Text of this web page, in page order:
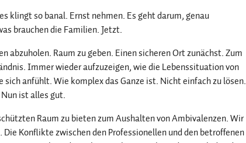
klingt so banal. Ernst nehmen. Es geht darum, genau
brauchen die Familien. Jetzt.
abzuholen. Raum zu geben. Einen sicheren Ort zunächst. Zum
Immer wieder aufzuzeigen, wie die Lebenssituation von
anfühlt. Wie komplex das Ganze ist. Nicht einfach zu lösen.
ist alles gut.
Raum zu bieten zum Aushalten von Ambivalenzen. Wir
Konflikte zwischen den Professionellen und den betroffenen